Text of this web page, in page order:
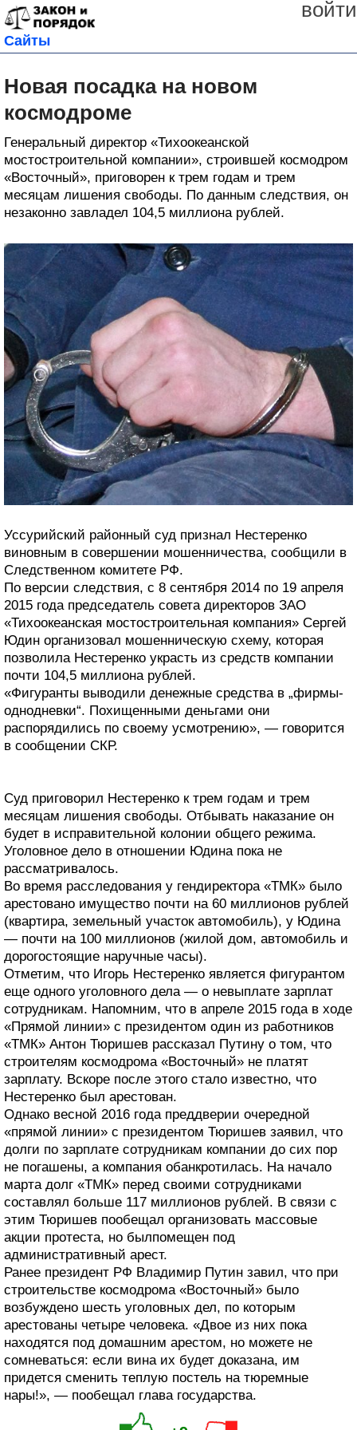
войти
Сайты
Новая посадка на новом
космодроме
Генеральный директор «Тихоокеанской
мостостроительной компании», строившей космодром
«Восточный», приговорен к трем годам и трем
месяцам лишения свободы. По данным следствия, он
незаконно завладел 104,5 миллиона рублей.
Уссурийский районный суд признал Нестеренко
виновным в совершении мошенничества, сообщили в
Следственном комитете РФ.
По версии следствия, с 8 сентября 2014 по 19 апреля
2015 года председатель совета директоров ЗАО
«Тихоокеанская мостостроительная компания» Сергей
Юдин организовал мошенническую схему, которая
позволила Нестеренко украсть из средств компании
почти 104,5 миллиона рублей.
«Фигуранты выводили денежные средства в „фирмы-
однодневки“. Похищенными деньгами они
распорядились по своему усмотрению», — говорится
в сообщении СКР.
Суд приговорил Нестеренко к трем годам и трем
месяцам лишения свободы. Отбывать наказание он
будет в исправительной колонии общего режима.
Уголовное дело в отношении Юдина пока не
рассматривалось.
Во время расследования у гендиректора «ТМК» было
арестовано имущество почти на 60 миллионов рублей
(квартира, земельный участок автомобиль), у Юдина
— почти на 100 миллионов (жилой дом, автомобиль и
дорогостоящие наручные часы).
Отметим, что Игорь Нестеренко является фигурантом
еще одного уголовного дела — о невыплате зарплат
сотрудникам. Напомним, что в апреле 2015 года в ходе
«Прямой линии» с президентом один из работников
«ТМК» Антон Тюришев рассказал Путину о том, что
строителям космодрома «Восточный» не платят
зарплату. Вскоре после этого стало известно, что
Нестеренко был арестован.
Однако весной 2016 года преддверии очередной
«прямой линии» с президентом Тюришев заявил, что
долги по зарплате сотрудникам компании до сих пор
не погашены, а компания обанкротилась. На начало
марта долг «ТМК» перед своими сотрудниками
составлял больше 117 миллионов рублей. В связи с
этим Тюришев пообещал организовать массовые
акции протеста, но былпомещен под
административный арест.
Ранее президент РФ Владимир Путин завил, что при
строительстве космодрома «Восточный» было
возбуждено шесть уголовных дел, по которым
арестованы четыре человека. «Двое из них пока
находятся под домашним арестом, но можете не
сомневаться: если вина их будет доказана, им
придется сменить теплую постель на тюремные
нары!», — пообещал глава государства.